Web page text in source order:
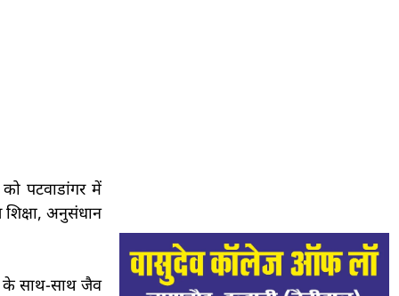
पटवाडांगर में
शिक्षा, अनुसंधान
के साथ-साथ जैव